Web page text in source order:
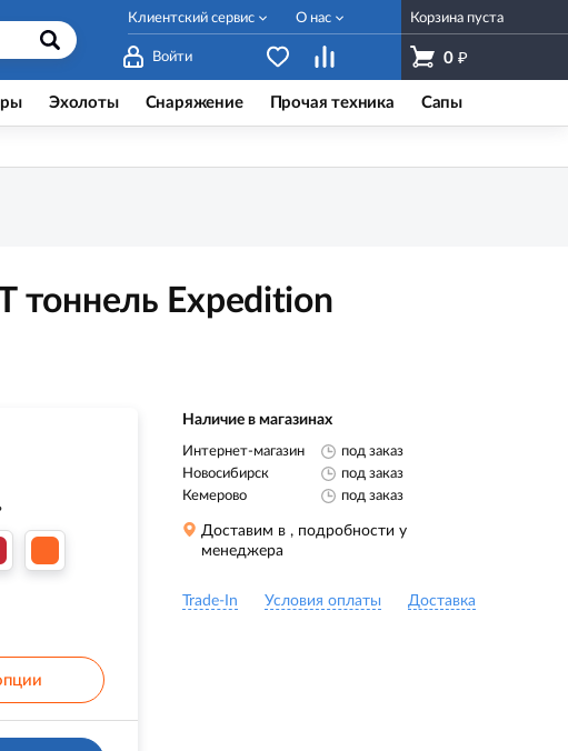
Войти
Корзина пуста
0 ₽
Клиентский сервис О нас
Эхолоты Снаряжение Прочая техника Сапы
тоннель Expedition
Наличие в магазинах
Интернет-магазин
под заказ
Новосибирск
под заказ
Кемерово
под заказ
Доставим в , подробности у
менеджера
Trade-In Условия оплаты Доставка